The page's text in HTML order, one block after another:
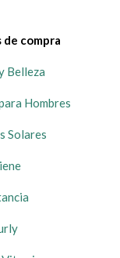
de compra
Belleza
Hombres
Solares